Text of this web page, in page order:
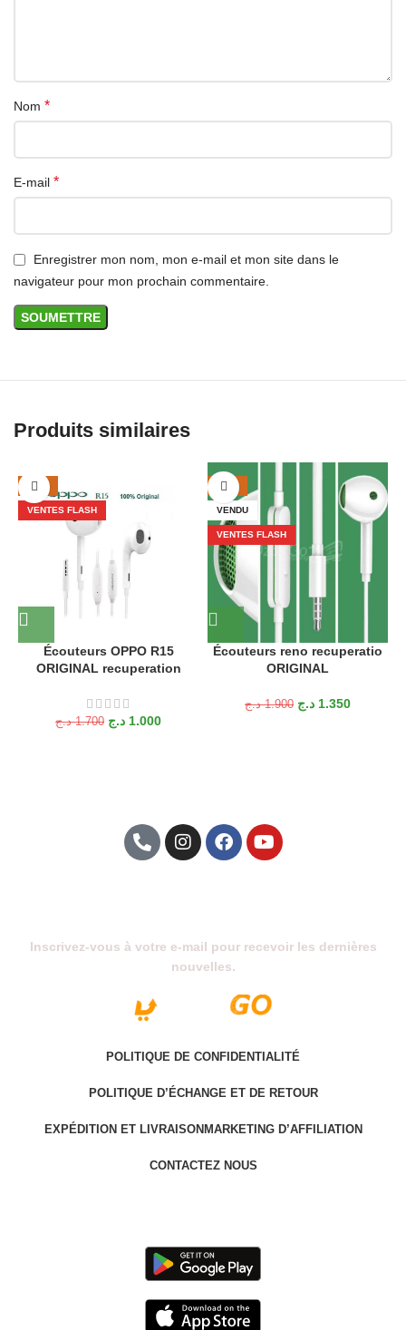
Nom *
E-mail *
Enregistrer mon nom, mon e-mail et mon site dans le
navigateur pour mon prochain commentaire.
Produits similaires
-41%
VENTES FLASH
Écouteurs OPPO R15
ORIGINAL recuperation
1.700 د.ج 1.000 د.ج
-29%
VENDU
VENTES FLASH
Écouteurs reno recuperatio
ORIGINAL
1.900 د.ج 1.350 د.ج
Inscrivez-vous à votre e-mail pour recevoir les dernières
nouvelles.
POLITIQUE DE CONFIDENTIALITÉ
POLITIQUE D’ÉCHANGE ET DE RETOUR
EXPÉDITION ET LIVRAISON MARKETING D’AFFILIATION
CONTACTEZ NOUS